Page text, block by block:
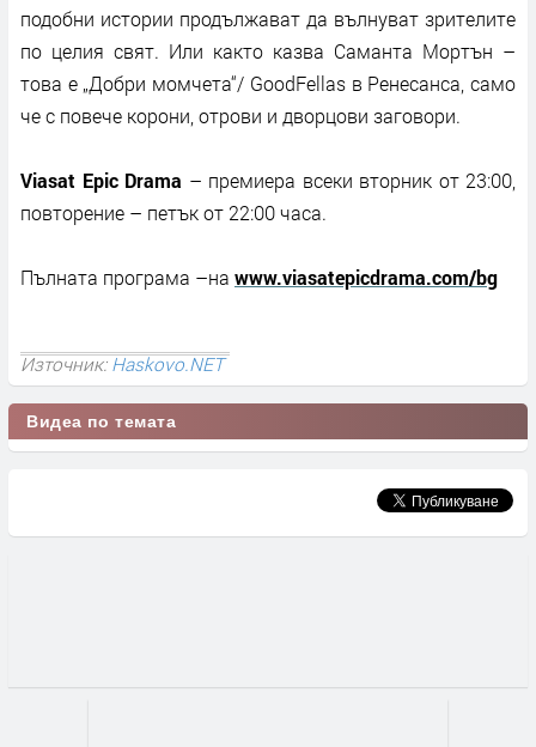
подобни истории продължават да вълнуват зрителите
по целия свят. Или както казва Саманта Мортън –
това е „Добри момчета“/ GoodFellas в Ренесанса, само
че с повече корони, отрови и дворцови заговори.
Viasat Epic Drama – премиера всеки вторник от 23:00,
повторение – петък от 22:00 часа.
Пълната програма –на www.viasatepicdrama.com/bg
Източник: Haskovo.NET
Видеа по темата